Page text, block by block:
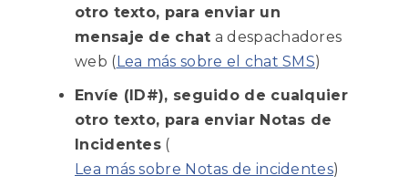
otro texto, para enviar un
mensaje de chat a despachadores
web (Lea más sobre el chat SMS)
Envíe (ID#), seguido de cualquier
otro texto, para enviar Notas de
Incidentes (
Lea más sobre Notas de incidentes)